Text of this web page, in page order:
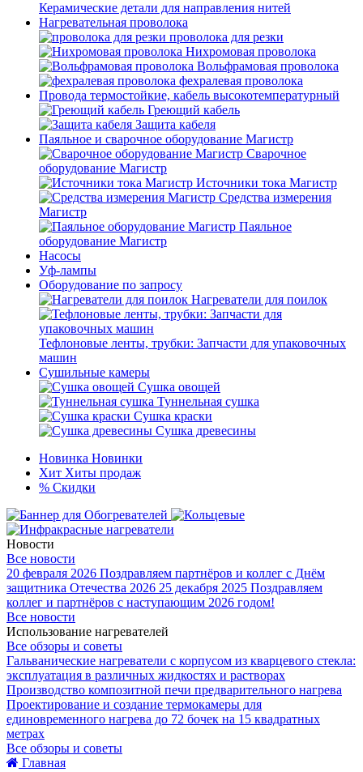
Керамические детали для направления нитей
Нагревательная проволока
проволока для резки
Нихромовая проволока
Вольфрамовая проволока
фехралевая проволока
Провода термостойкие, кабель высокотемпературный
Греющий кабель
Защита кабеля
Паяльное и сварочное оборудование Магистр
Сварочное
оборудование Магистр
Источники тока Магистр
Средства измерения
Магистр
Паяльное
оборудование Магистр
Насосы
Уф-лампы
Оборудование по запросу
Нагреватели для поилок
Тефлоновые ленты, трубки: Запчасти для упаковочных
машин
Сушильные камеры
Сушка овощей
Туннельная сушка
Сушка краски
Сушка древесины
Новинка Новинки
Хит Хиты продаж
% Скидки
Новости
Все новости
20 февраля 2026 Поздравляем партнёров и коллег с Днём
защитника Отечества 2026 25 декабря 2025 Поздравляем
коллег и партнёров с наступающим 2026 годом!
Все новости
Использование нагревателей
Все обзоры и советы
Гальванические нагреватели с корпусом из кварцевого стекла:
эксплуатация в различных жидкостях и растворах
Производство композитной печи предварительного нагрева
Проектирование и создание термокамеры для
единовременного нагрева до 72 бочек на 15 квадратных
метрах
Все обзоры и советы
Главная